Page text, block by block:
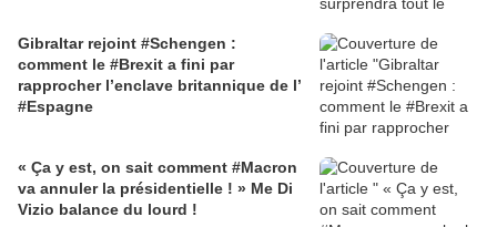
Gibraltar rejoint #Schengen :
comment le #Brexit a fini par
rapprocher l’enclave britannique de l’
#Espagne
« Ça y est, on sait comment #Macron
va annuler la présidentielle ! » Me Di
Vizio balance du lourd !